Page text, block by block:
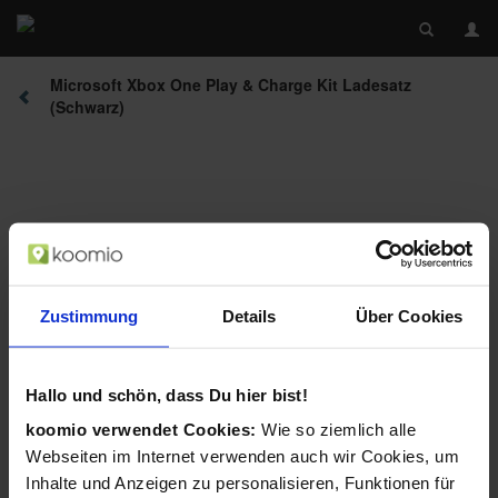
Zustimmung Details Über Cookies
Hallo und schön, dass Du hier bist!
koomio verwendet Cookies: Wie so ziemlich alle
Webseiten im Internet verwenden auch wir Cookies, um
Inhalte und Anzeigen zu personalisieren, Funktionen für
Microsoft Xbox One Play & Charge Kit Ladesatz
(Schwarz)
Beschreibung